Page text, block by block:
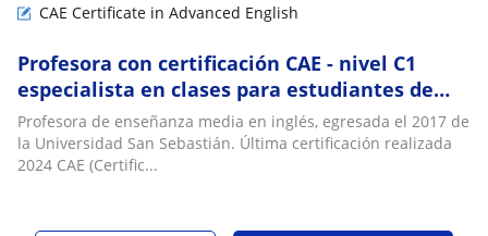
CAE Certificate in Advanced English
Profesora con certificación CAE - nivel C1
especialista en clases para estudiantes de
7mo a IV medio y preparación de examen PET
Profesora de enseñanza media en inglés, egresada el 2017 de
la Universidad San Sebastián. Última certificación realizada
2024 CAE (Certific...